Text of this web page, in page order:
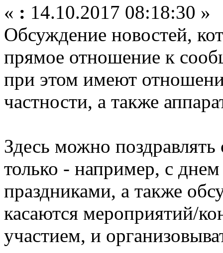
« : 14.10.2017 08:18:30 »
Обсуждение новостей,
прямое отношение к
при этом имеют
частности, а также
Здесь можно
только - например, с
праздниками, а также
касаются мероприятий/
участием, и